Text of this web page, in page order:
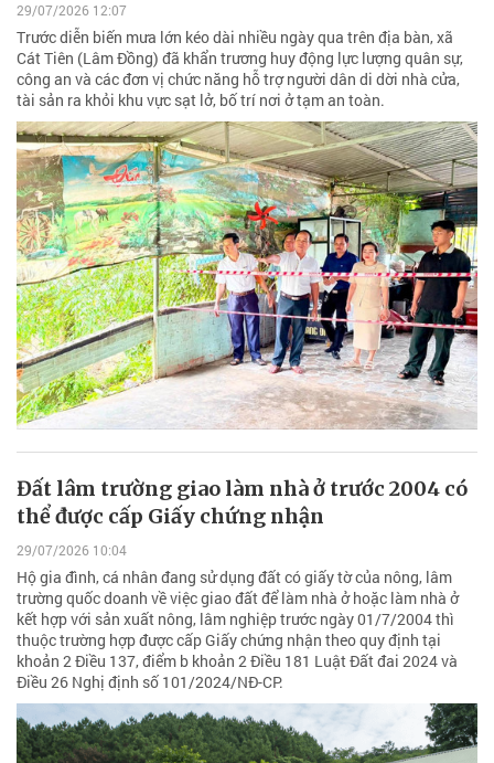
29/07/2026 12:07
Trước diễn biến mưa lớn kéo dài nhiều ngày qua trên địa bàn, xã
Cát Tiên (Lâm Đồng) đã khẩn trương huy động lực lượng quân sự,
công an và các đơn vị chức năng hỗ trợ người dân di dời nhà cửa,
tài sản ra khỏi khu vực sạt lở, bố trí nơi ở tạm an toàn.
Đất lâm trường giao làm nhà ở trước 2004 có
thể được cấp Giấy chứng nhận
29/07/2026 10:04
Hộ gia đình, cá nhân đang sử dụng đất có giấy tờ của nông, lâm
trường quốc doanh về việc giao đất để làm nhà ở hoặc làm nhà ở
kết hợp với sản xuất nông, lâm nghiệp trước ngày 01/7/2004 thì
thuộc trường hợp được cấp Giấy chứng nhận theo quy định tại
khoản 2 Điều 137, điểm b khoản 2 Điều 181 Luật Đất đai 2024 và
Điều 26 Nghị định số 101/2024/NĐ-CP.